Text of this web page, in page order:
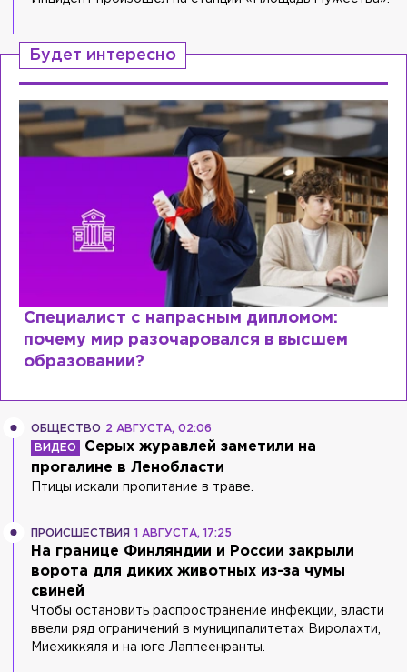
Будет интересно
Специалист с напрасным дипломом:
почему мир разочаровался в высшем
образовании?
ОБЩЕСТВО 2 АВГУСТА, 02:06
Серых журавлей заметили на
прогалине в Ленобласти
Птицы искали пропитание в траве.
ПРОИСШЕСТВИЯ 1 АВГУСТА, 17:25
На границе Финляндии и России закрыли
ворота для диких животных из-за чумы
свиней
Чтобы остановить распространение инфекции, власти
ввели ряд ограничений в муниципалитетах Виролахти,
Миехиккяля и на юге Лаппеенранты.